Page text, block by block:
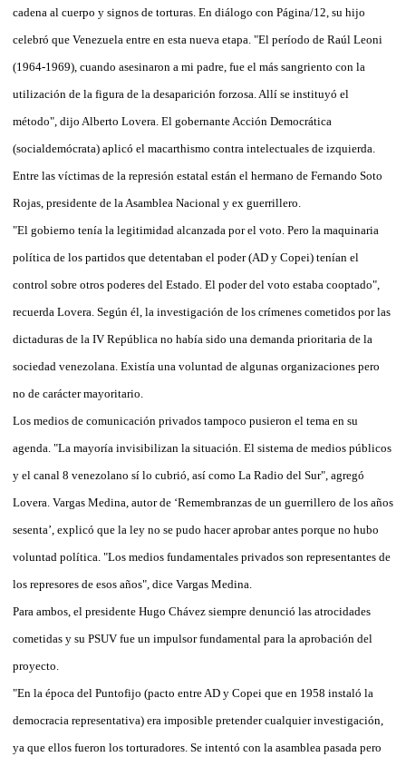
cadena al cuerpo y signos de torturas. En diálogo con Página/12, su hijo
celebró que Venezuela entre en esta nueva etapa. "El período de Raúl Leoni
(1964-1969), cuando asesinaron a mi padre, fue el más sangriento con la
utilización de la figura de la desaparición forzosa. Allí se instituyó el
método", dijo Alberto Lovera. El gobernante Acción Democrática
(socialdemócrata) aplicó el macarthismo contra intelectuales de izquierda.
Entre las víctimas de la represión estatal están el hermano de Fernando Soto
Rojas, presidente de la Asamblea Nacional y ex guerrillero.
"El gobierno tenía la legitimidad alcanzada por el voto. Pero la maquinaria
política de los partidos que detentaban el poder (AD y Copei) tenían el
control sobre otros poderes del Estado. El poder del voto estaba cooptado",
recuerda Lovera. Según él, la investigación de los crímenes cometidos por las
dictaduras de la IV República no había sido una demanda prioritaria de la
sociedad venezolana. Existía una voluntad de algunas organizaciones pero
no de carácter mayoritario.
Los medios de comunicación privados tampoco pusieron el tema en su
agenda. "La mayoría invisibilizan la situación. El sistema de medios públicos
y el canal 8 venezolano sí lo cubrió, así como La Radio del Sur", agregó
Lovera. Vargas Medina, autor de ‘Remembranzas de un guerrillero de los años
sesenta’, explicó que la ley no se pudo hacer aprobar antes porque no hubo
voluntad política. "Los medios fundamentales privados son representantes de
los represores de esos años", dice Vargas Medina.
Para ambos, el presidente Hugo Chávez siempre denunció las atrocidades
cometidas y su PSUV fue un impulsor fundamental para la aprobación del
proyecto.
"En la época del Puntofijo (pacto entre AD y Copei que en 1958 instaló la
democracia representativa) era imposible pretender cualquier investigación,
ya que ellos fueron los torturadores. Se intentó con la asamblea pasada pero